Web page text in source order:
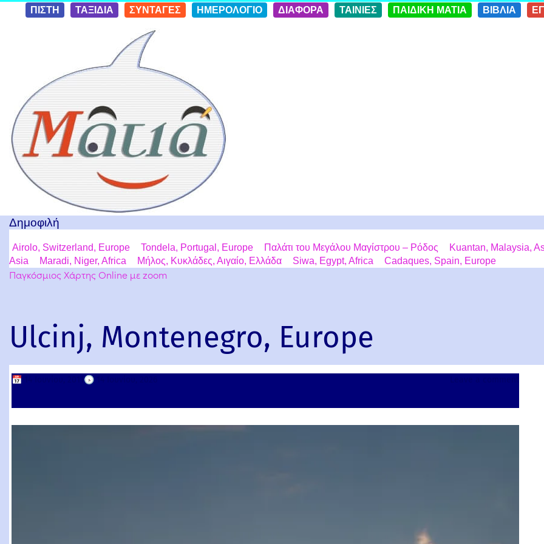
Skip to
conten
ΠΙΣΤΗ ΤΑΞΙΔΙΑ ΣΥΝΤΑΓΕΣ ΗΜΕΡΟΛΟΓΙΟ ΔΙΑΦΟΡΑ ΤΑΙΝΙΕΣ ΠΑΙΔΙΚΗ ΜΑΤΙΑ ΒΙΒΛΙΑ
Δημοφιλή
Airolo, Switzerland, Europe Tondela, Portugal, Europe Παλάτι του Μεγάλου Μαγίστρου – Ρόδος Kuantan, Malaysia,
Asia
Maradi, Niger, Africa Μήλος, Κυκλάδες, Αιγαίο, Ελλάδα Siwa, Egypt, Africa Cadaques, Spain, Europe
Παγκόσμιος Χάρτης Online με zoom
Ulcinj, Montenegro, Europe
📅 🕟